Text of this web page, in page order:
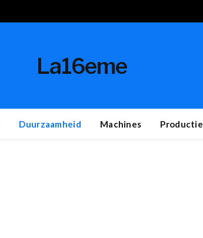
La16eme
Duurzaamheid Machines Productie